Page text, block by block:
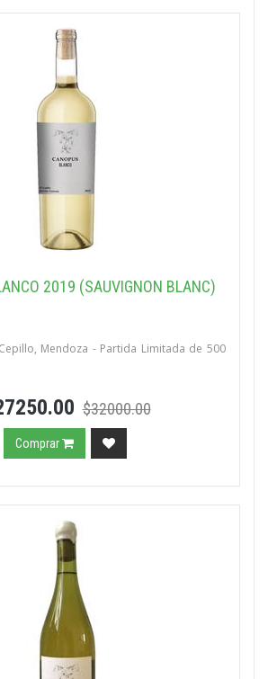
2019 (SAUVIGNON BLANC)
Mendoza - Partida Limitada de 500
$32000.00
Comprar